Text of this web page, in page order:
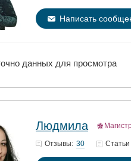
Написать
данных для просмотра
Людмила
Отзывы: 30 Статьи